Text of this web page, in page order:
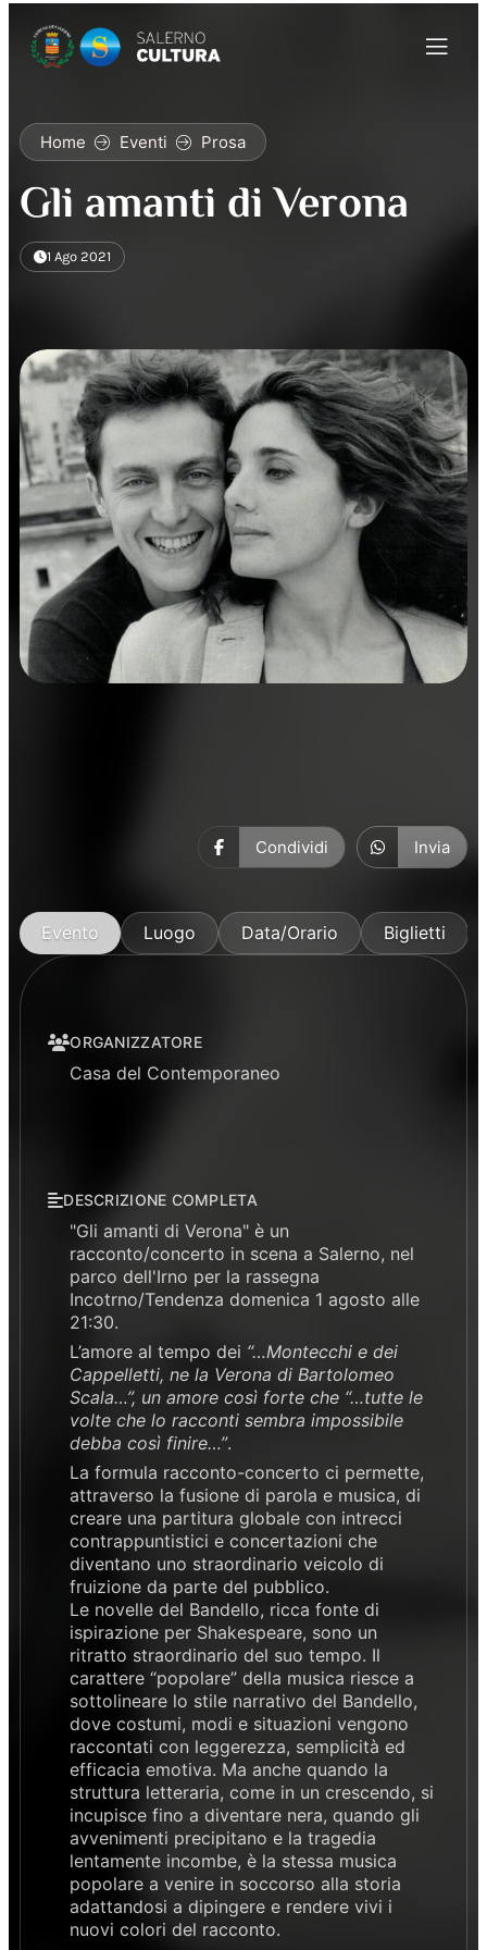
Home Eventi Prosa
Gli amanti di Verona
1 Ago 2021
Condividi Invia
Evento Luogo Data/Orario Biglietti
ORGANIZZATORE
Casa del Contemporaneo
DESCRIZIONE COMPLETA
"Gli amanti di Verona" è un
racconto/concerto in scena a Salerno, nel
parco dell'Irno per la rassegna
Incotrno/Tendenza domenica 1 agosto alle
21:30.
L’amore al tempo dei “…Montecchi e dei
Cappelletti, ne la Verona di Bartolomeo
Scala…”, un amore così forte che “…tutte le
volte che lo racconti sembra impossibile
debba così finire…”.
La formula racconto-concerto ci permette,
attraverso la fusione di parola e musica, di
creare una partitura globale con intrecci
contrappuntistici e concertazioni che
diventano uno straordinario veicolo di
fruizione da parte del pubblico.
Le novelle del Bandello, ricca fonte di
ispirazione per Shakespeare, sono un
ritratto straordinario del suo tempo. Il
carattere “popolare” della musica riesce a
sottolineare lo stile narrativo del Bandello,
dove costumi, modi e situazioni vengono
raccontati con leggerezza, semplicità ed
efficacia emotiva. Ma anche quando la
struttura letteraria, come in un crescendo, si
incupisce fino a diventare nera, quando gli
avvenimenti precipitano e la tragedia
lentamente incombe, è la stessa musica
popolare a venire in soccorso alla storia
adattandosi a dipingere e rendere vivi i
nuovi colori del racconto.